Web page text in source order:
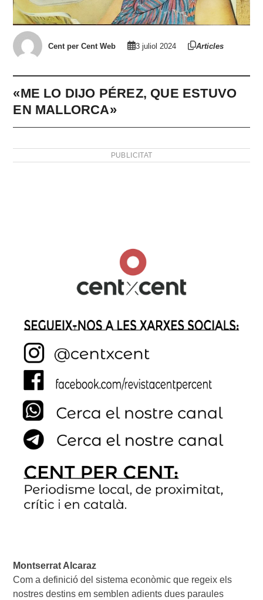
Cent per Cent Web 3 juliol 2024 Articles
«ME LO DIJO PÉREZ, QUE ESTUVO
EN MALLORCA»
PUBLICITAT
Montserrat Alcaraz
Com a definició del sistema econòmic que regeix els
nostres destins em semblen adients dues paraules